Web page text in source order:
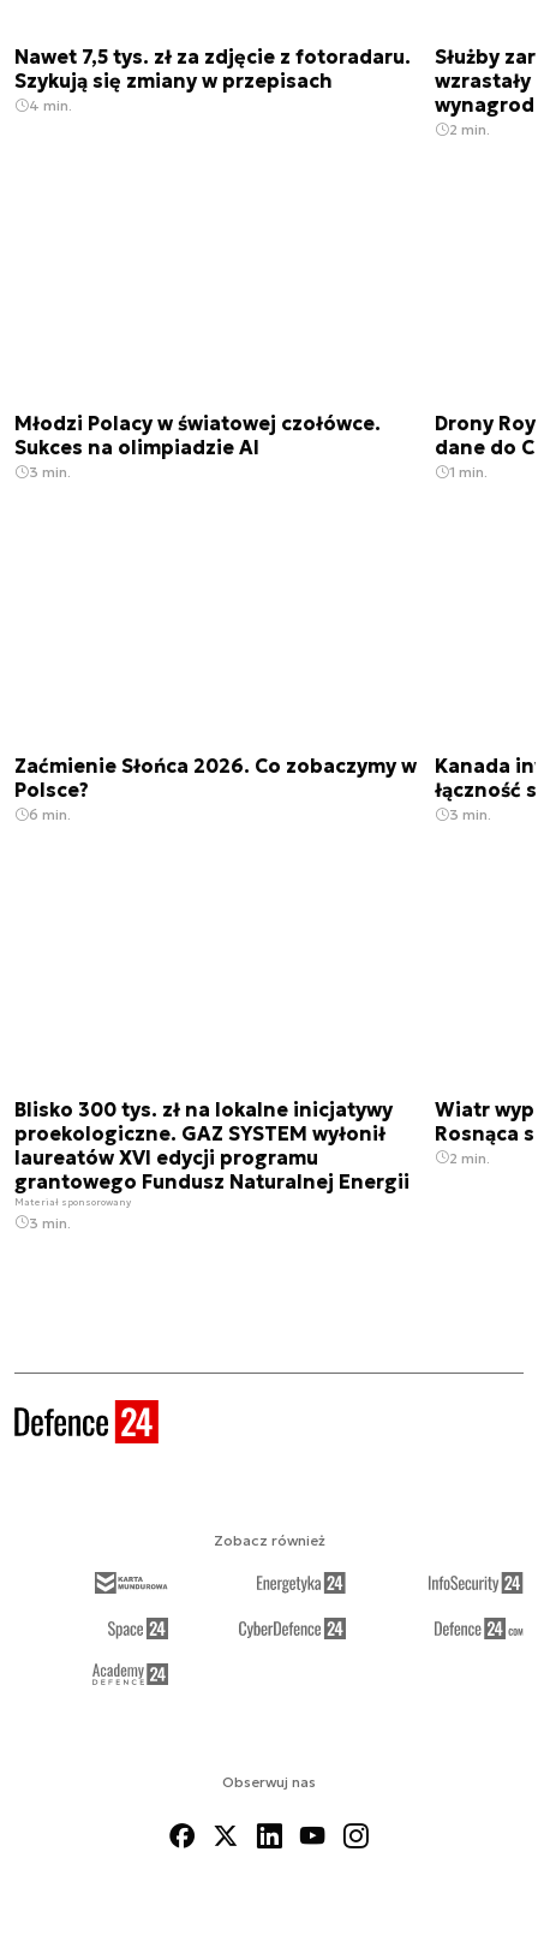
Nawet 7,5 tys. zł za zdjęcie z fotoradaru.
Szykują się zmiany w przepisach
4 min.
Służby
2 min.
Młodzi Polacy w światowej czołówce.
Sukces na olimpiadzie AI
3 min.
Drony
dane do
1 min.
Zaćmienie Słońca 2026. Co zobaczymy w
Polsce?
6 min.
Kanada
łączność
3 min.
Blisko 300 tys. zł na lokalne inicjatywy
proekologiczne. GAZ SYSTEM wyłonił
laureatów XVI edycji programu
grantowego Fundusz Naturalnej Energii
Materiał sponsorowany
3 min.
Wiatr
Rosnąca
2 min.
Obserwuj nas
Zobacz również